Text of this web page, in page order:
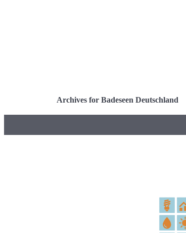
Archives for Badeseen Deutschland